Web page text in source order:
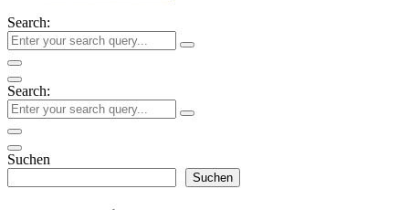
Search:
Search:
Suchen
Suchen